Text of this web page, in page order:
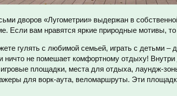
дворов «Лугометрии» выдержан в
Если вам нравятся яркие природные мотивы,
гулять с любимой семьей, играть с детьми –
ничто не помешает комфортному отдыху! Внутри
площадки, места для отдыха, лаундж-
для ворк-аута, веломаршруты. Эти